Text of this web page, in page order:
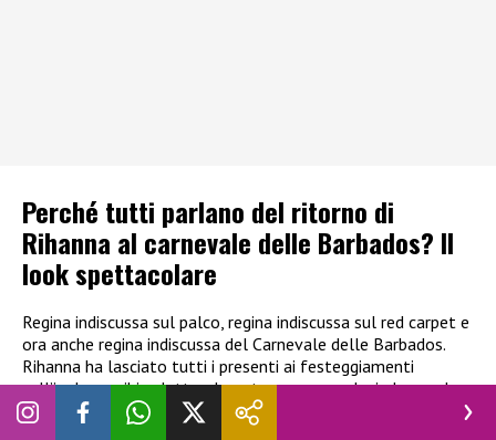
Perché tutti parlano del ritorno di
Rihanna al carnevale delle Barbados? Il
look spettacolare
Regina indiscussa sul palco, regina indiscussa sul red carpet e
ora anche regina indiscussa del Carnevale delle Barbados.
Rihanna ha lasciato tutti i presenti ai festeggiamenti
sull’isola caraibica letteralmente senza parole, indossando
un costume mozzafiato. Video e foto del look hanno subito
fatto il giro del web, con i fan della popstar incantati dalla